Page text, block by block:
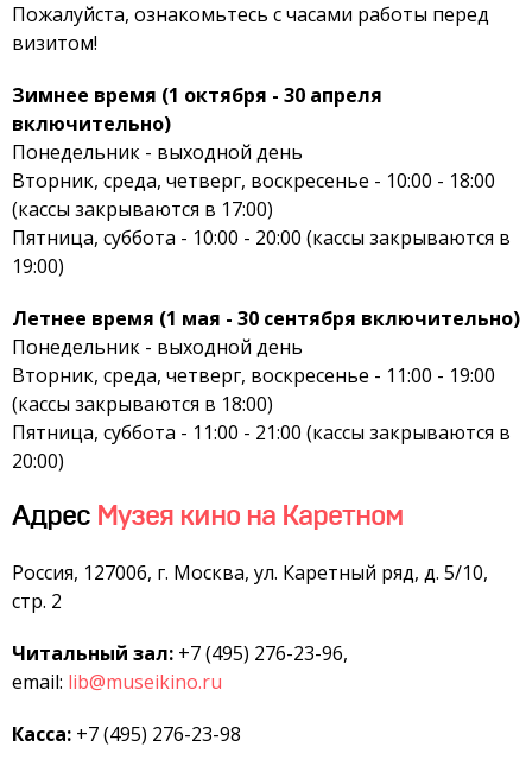
Пожалуйста, ознакомьтесь с часами работы перед
визитом!
Зимнее время (1 октября - 30 апреля
включительно)
Понедельник - выходной день
Вторник, среда, четверг, воскресенье - 10:00 - 18:00
(кассы закрываются в 17:00)
Пятница, суббота - 10:00 - 20:00 (кассы закрываются в
19:00)
Летнее время (1 мая - 30 сентября включительно)
Понедельник - выходной день
Вторник, среда, четверг, воскресенье - 11:00 - 19:00
(кассы закрываются в 18:00)
Пятница, суббота - 11:00 - 21:00 (кассы закрываются в
20:00)
Адрес Музея кино на Каретном
Россия, 127006, г. Москва, ул. Каретный ряд, д. 5/10,
стр. 2
Читальный зал: +7 (495) 276-23-96,
email: lib@museikino.ru
Касса: +7 (495) 276-23-98